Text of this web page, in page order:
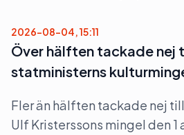
2026-08-04, 15:11
Över hälften tackade nej
statministerns
Fler än hälften tackade nej
Ulf Kristerssons mingel den